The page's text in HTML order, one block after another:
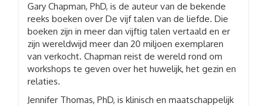
Gary Chapman, PhD, is de auteur van de bekende
reeks boeken over De vijf talen van de liefde. Die
boeken zijn in meer dan vijftig talen vertaald en er
zijn wereldwijd meer dan 20 miljoen exemplaren
van verkocht. Chapman reist de wereld rond om
workshops te geven over het huwelijk, het gezin en
relaties.
Jennifer Thomas, PhD, is klinisch en maatschappelijk